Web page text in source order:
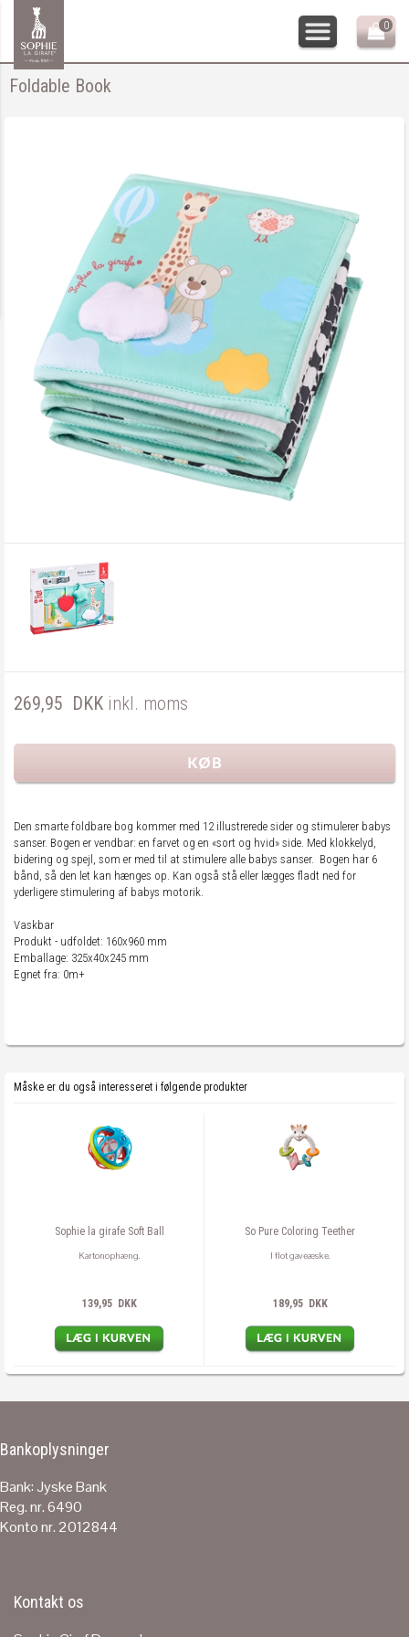
0
Foldable Book
269,95 DKK inkl. moms
Den smarte foldbare bog kommer med 12 illustrerede sider og stimulerer babys
sanser. Bogen er vendbar: en farvet og en «sort og hvid» side. Med klokkelyd,
bidering og spejl, som er med til at stimulere alle babys sanser. Bogen har 6
bånd, så den let kan hænges op. Kan også stå eller lægges fladt ned for
yderligere stimulering af babys motorik.
Vaskbar
Produkt - udfoldet: 160x960 mm
Emballage: 325x40x245 mm
Egnet fra: 0m+
Måske er du også interesseret i følgende produkter
Sophie la girafe Soft Ball
Kartonophæng.
139,95 DKK
So Pure Coloring Teether
I flot gaveæske.
189,95 DKK
Bankoplysninger
Bank: Jyske Bank
Reg. nr. 6490
Konto nr. 2012844
Kontakt os